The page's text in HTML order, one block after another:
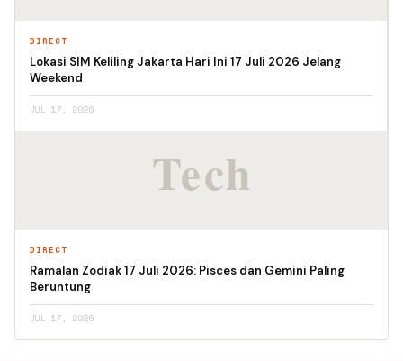
DIRECT
Lokasi SIM Keliling Jakarta Hari Ini 17 Juli 2026 Jelang
Weekend
JUL 17, 2026
DIRECT
Ramalan Zodiak 17 Juli 2026: Pisces dan Gemini Paling
Beruntung
JUL 17, 2026